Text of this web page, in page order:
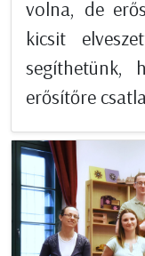
volna, de
kicsit
segíthetünk,
erősítőre